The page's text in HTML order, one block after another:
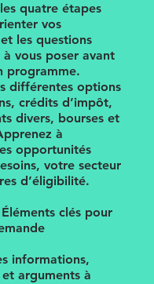
quatre étapes
vos
les questions
à vous poser avant
programme.
différentes options
crédits d’impôt,
divers, bourses et
à
opportunités
votre secteur
d’éligibilité.
clés pour
informations,
arguments à